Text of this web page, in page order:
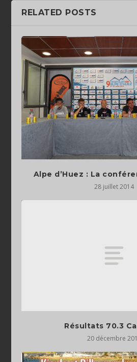
RELATED POSTS
Alpe d’Huez : La
28 juillet 2014
Résultats 70.3
20 décembre